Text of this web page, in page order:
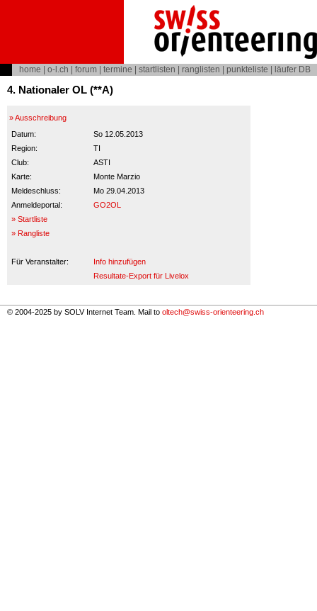
home o-l.ch forum termine startlisten ranglisten punkteliste läufer DB
4. Nationaler OL (**A)
» Ausschreibung
Datum:
So 12.05.2013
Region:
TI
Club:
ASTI
Karte:
Monte Marzio
Meldeschluss:
Mo 29.04.2013
Anmeldeportal:
GO2OL
» Startliste
» Rangliste
Für Veranstalter:
Info hinzufügen
Resultate-Export für Livelox
© 2004-2025 by SOLV Internet Team. Mail to oltech@swiss-orienteering.ch